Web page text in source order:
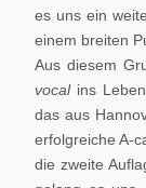
es uns ein
einem breiten
Aus diesem
vocal ins
das aus
erfolgreiche A-
die zweite